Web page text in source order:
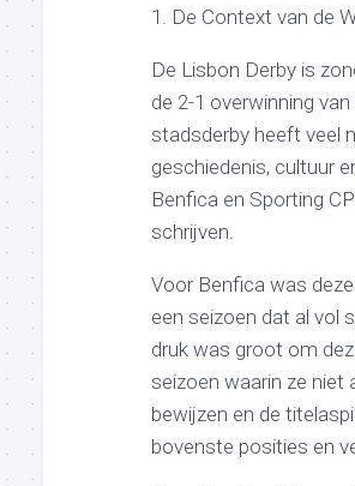
1. De Context van de
De Lisbon Derby is
de 2-1 overwinning
stadsderby heeft veel
geschiedenis, cultuur
Benfica en Sporting
schrijven.
Voor Benfica was
een seizoen dat al vol
druk was groot om
seizoen waarin ze niet
bewijzen en de
bovenste posities en